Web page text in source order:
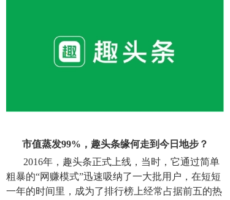
市值蒸发99%，趣头条缘何走到今日地步？
2016年，趣头条正式上线，当时，它通过简单
粗暴的“网赚模式”迅速吸纳了一大批用户，在短短
一年的时间里，成为了排行榜上经常占据前五的热